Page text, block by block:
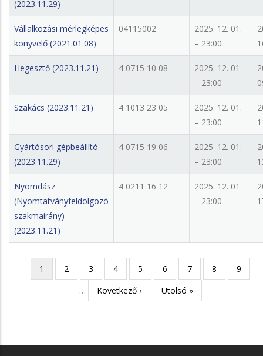
(2023.11.29)
Vállalkozási mérlegképes
könyvelő (2021.01.08)
04115002
2025. 12. 01.
– 23:00
Hegesztő (2023.11.21) 4 0715 10 08
2025. 12. 01.
– 23:00
Szakács (2023.11.21) 4 1013 23 05
2025. 12. 01.
– 23:00
Gyártósori gépbeállító
(2023.11.29)
4 0715 19 06
2025. 12. 01.
– 23:00
Nyomdász
(Nyomtatványfeldolgozó
szakmairány)
(2023.11.21)
4 0211 16 12
2025. 12. 01.
– 23:00
Oldalszámozás
Jelenlegi
oldal
1 Page
2 Page
3 Page
4 Page
5 Page
6 Page
7 Page
8 Page
9
…
Következő
oldal
Következő ›
Utolsó
oldal
Utolsó »